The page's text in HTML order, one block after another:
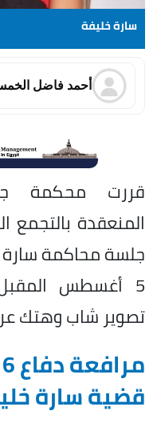
سارة خليفة
أحمد فاضل
قررت محكمة
المنعقدة بالتجمع
5 أغسطس
تصوير شاب وهتك
قضية سارة